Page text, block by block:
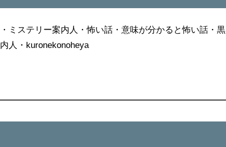
ミステリー案内人・怖い話・意味が分かると怖い話・黒
人・kuronekonoheya